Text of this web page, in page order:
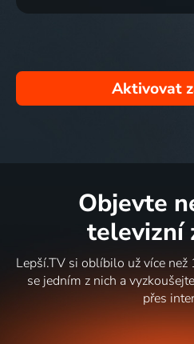
Aktivovat
Objevte
televizní
Lepší.TV si oblíbilo už více
se jedním z nich a
přes